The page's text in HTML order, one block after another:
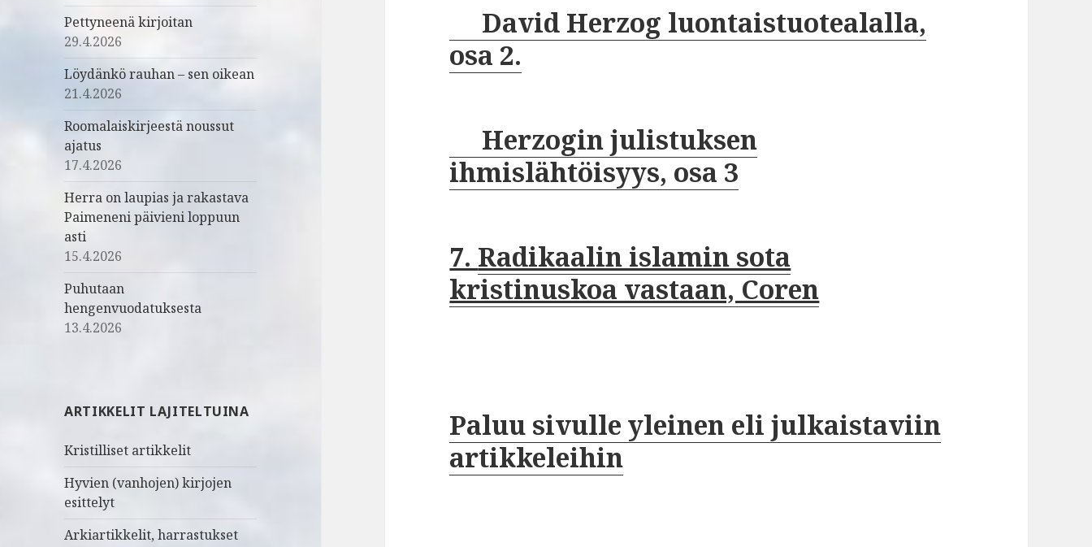
Pettyneenä kirjoitan
29.4.2026
Löydänkö rauhan – sen oikean
21.4.2026
Roomalaiskirjeestä noussut
ajatus
17.4.2026
Herra on laupias ja rakastava
Paimeneni päivieni loppuun
asti
15.4.2026
Puhutaan
hengenvuodatuksesta
13.4.2026
ARTIKKELIT LAJITELTUINA
Kristilliset artikkelit
Hyvien (vanhojen) kirjojen
esittelyt
Arkiartikkelit, harrastukset
David Herzog luontaistuotealalla,
osa 2.
Herzogin julistuksen
ihmislähtöisyys, osa 3
7. Radikaalin islamin sota
kristinuskoa vastaan, Coren
Paluu sivulle yleinen eli julkaistaviin
artikkeleihin